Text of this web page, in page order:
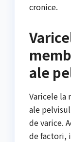
cronice.
ale
Varicele la
ale
de varice.
de factori,